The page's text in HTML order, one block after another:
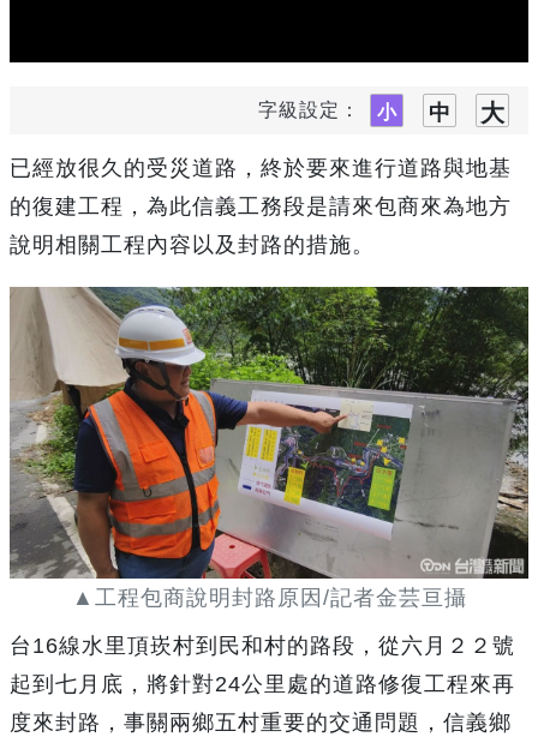
字級設定：
已經放很久的受災道路，終於要來進行道路與地基
的復建工程，為此信義工務段是請來包商來為地方
說明相關工程內容以及封路的措施。
▲工程包商說明封路原因/記者金芸亘攝
台16線水里頂崁村到民和村的路段，從六月２２號
起到七月底，將針對24公里處的道路修復工程來再
度來封路，事關兩鄉五村重要的交通問題，信義鄉